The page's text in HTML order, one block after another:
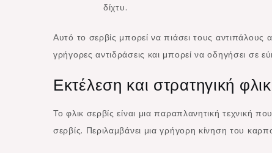
δίχτυ.
Αυτό το σερβίς μπορεί να πιάσει τους αντιπάλους
γρήγορες αντιδράσεις και μπορεί να οδηγήσει σε
Εκτέλεση και στρατηγική
Το φλικ σερβίς είναι μια παραπλανητική τεχνική
σερβίς. Περιλαμβάνει μια γρήγορη κίνηση του